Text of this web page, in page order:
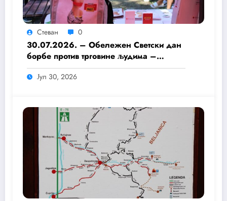
Стеван 0
30.07.2026. – Обележен Светски дан
борбе против трговине људима –
Едукација младих волонтера Црвеног
крста.
Јул 30, 2026